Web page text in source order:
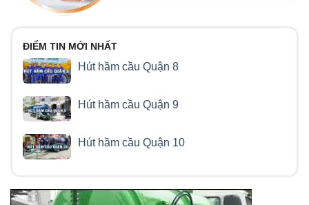
ĐIỂM TIN MỚI NHẤT
Hút hầm cầu Quận 8
Hút hầm cầu Quận 9
Hút hầm cầu Quận 10